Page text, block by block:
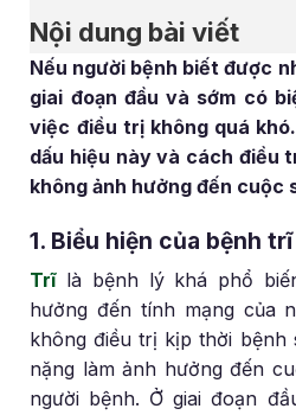
Nội dung bài viết
Nếu người bệnh biết được
giai đoạn đầu và sớm có
việc điều trị không quá
dấu hiệu này và cách điều
không ảnh hưởng đến cuộc
1. Biểu hiện của bệnh
Trĩlà bệnh lý khá phổ
hưởng đến tính mạng của
không điều trị kịp thời bệnh
nặng làm ảnh hưởng đến
người bệnh. Ở giai đoạn